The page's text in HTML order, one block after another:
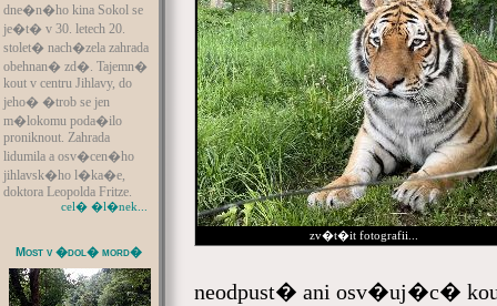
dne�n�ho kina Sokol se
je�t� v 30. letech 20.
stolet� nach�zela zahrada
obehnan� zd�. Tajemn�
kout v centru Jihlavy, do
jeho� �trob se jen
m�lokomu poda�ilo
proniknout. Zahrada
lidumila a osv�cen�ho
jihlavsk�ho l�ka�e,
doktora Leopolda Fritze.
cel� �l�nek...
Most v �dol� mord�
zv�t�it fotografii...
neodpust� ani osv�uj�c�